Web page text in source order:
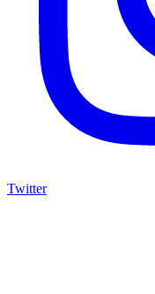
Twitter